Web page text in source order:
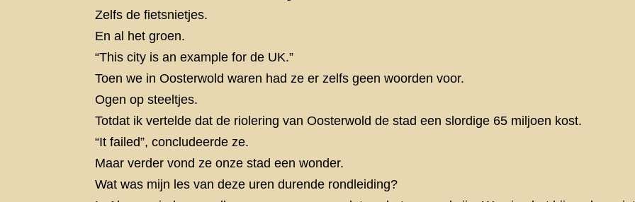
Zelfs de fietsnietjes.
En al het groen.
“This city is an example for de UK.”
Toen we in Oosterwold waren had ze er zelfs geen woorden voor.
Ogen op steeltjes.
Totdat ik vertelde dat de riolering van Oosterwold de stad een slordige 65 miljoen kost.
“It failed”, concludeerde ze.
Maar verder vond ze onze stad een wonder.
Wat was mijn les van deze uren durende rondleiding?